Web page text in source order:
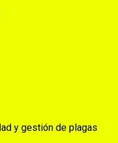
y gestión de plagas